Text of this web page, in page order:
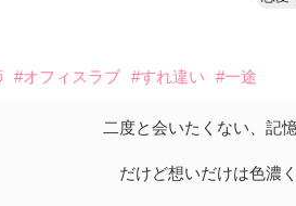
#オフィスラブ #すれ違い #一途
二度と会いたくない、記
だけど想いだけは色濃